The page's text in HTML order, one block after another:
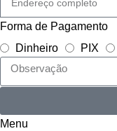
Forma de Pagamento
Dinheiro
PIX
Menu